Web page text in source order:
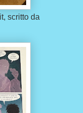
scritto da